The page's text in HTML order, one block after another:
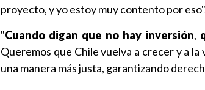
proyecto, y yo estoy muy contento por
"Cuando digan que no hay inversión,
Queremos que Chile vuelva a crecer y a
una manera más justa, garantizando